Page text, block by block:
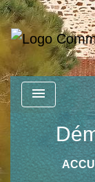
menu